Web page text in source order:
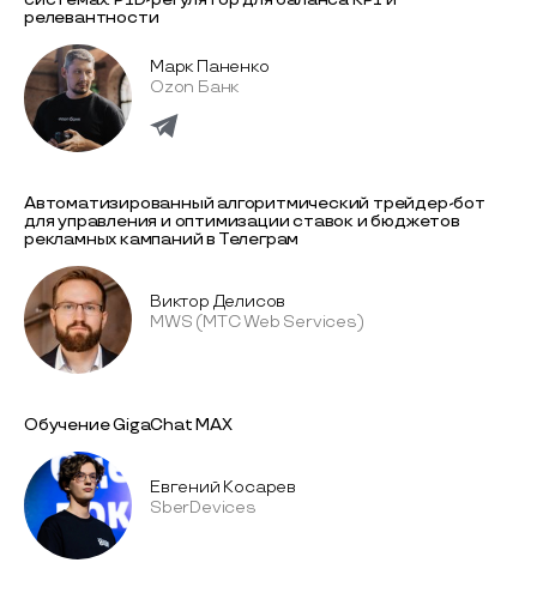
релевантности
Марк Паненко
Ozon Банк
Автоматизированный алгоритмический трейдер-бот
для управления и оптимизации ставок и бюджетов
рекламных кампаний в Телеграм
Виктор Делисов
MWS (МТС Web Services)
Обучение GigaChat MAX
Евгений Косарев
SberDevices